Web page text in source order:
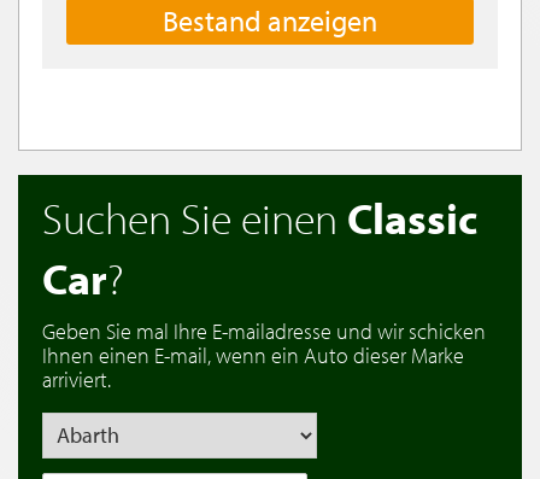
Bestand anzeigen
Suchen Sie einen Classic
Car?
Geben Sie mal Ihre E-mailadresse und wir schicken
Ihnen einen E-mail, wenn ein Auto dieser Marke
arriviert.